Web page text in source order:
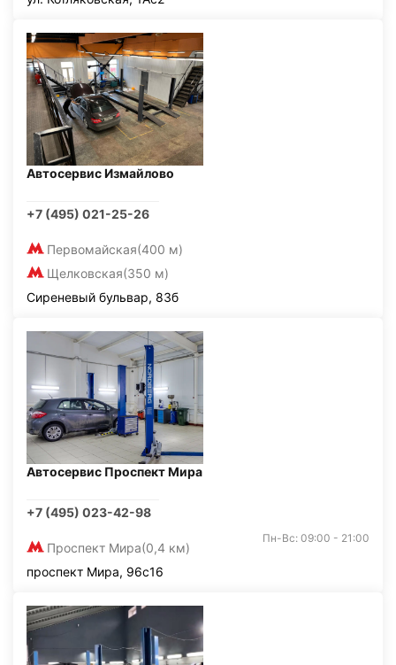
Автосервис Измайлово
+7 (495) 021-25-26
Первомайская(400 м)
Щелковская(350 м)
Сиреневый бульвар, 83б
Автосервис Проспект Мира
+7 (495) 023-42-98
Проспект Мира(0,4 км)
Пн-Вс: 09:00 - 21:00
проспект Мира, 96с16